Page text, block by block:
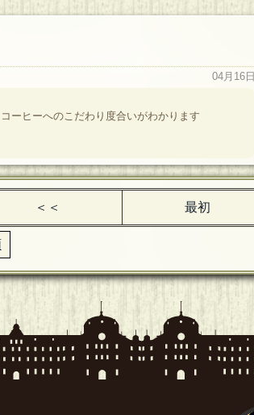
04月16日
ーヒーへのこだわり度合いがわかります
＜＜ 最初